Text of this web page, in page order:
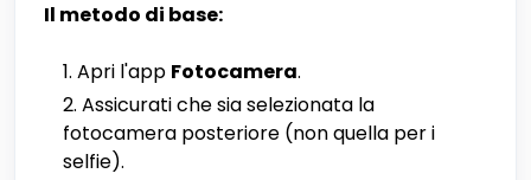
Il metodo di base:
Apri l'app Fotocamera.
Assicurati che sia selezionata la
fotocamera posteriore (non quella per i
selfie).